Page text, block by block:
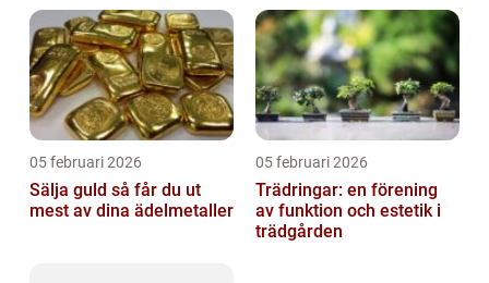
05 februari 2026
Sälja guld så får du ut
mest av dina ädelmetaller
05 februari 2026
Trädringar: en förening
av funktion och estetik i
trädgården